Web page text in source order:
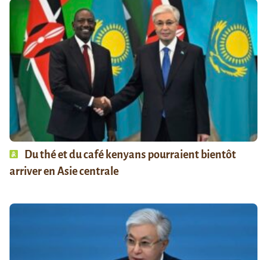
Du thé et du café kenyans pourraient bientôt
arriver en Asie centrale